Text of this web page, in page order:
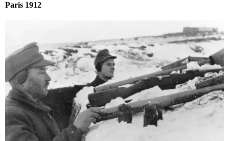
Paris 1912